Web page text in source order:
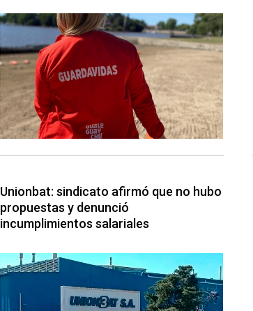
Unionbat: sindicato afirmó que no hubo
propuestas y denunció
incumplimientos salariales